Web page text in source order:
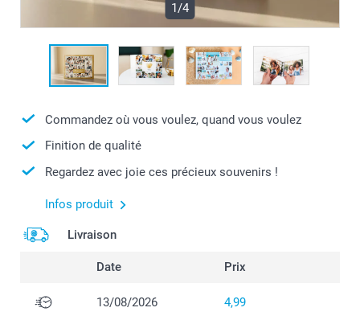
1/4
Commandez où vous voulez, quand vous voulez
Finition de qualité
Regardez avec joie ces précieux souvenirs !
Infos produit
Livraison
Date Prix
13/08/2026 4,99